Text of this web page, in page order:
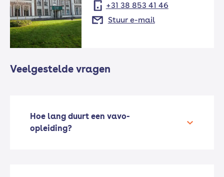
+31 38 853 41 46
Stuur e-mail
Veelgestelde vragen
Hoe lang duurt een vavo-
opleiding?